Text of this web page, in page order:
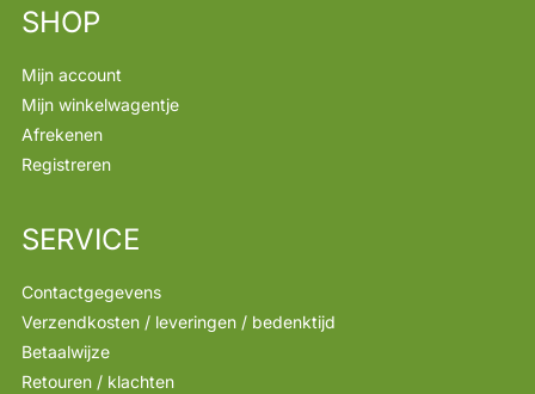
SHOP
Mijn account
Mijn winkelwagentje
Afrekenen
Registreren
SERVICE
Contactgegevens
Verzendkosten / leveringen / bedenktijd
Betaalwijze
Retouren / klachten